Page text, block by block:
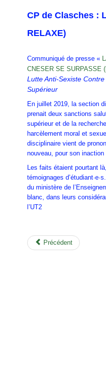
CP de Clasches :
RELAXE)
Communiqué de presse «
CNESER SE SURPASSE
Lutte Anti-Sexiste
Supérieur
En juillet 2019, la section
prenait deux sanctions
supérieur et de la
harcèlement moral et
disciplinaire vient de
nouveau, pour son
Les faits étaient pourtant
témoignages
du ministère de
blanc, dans leurs
l’UT2
Précédent